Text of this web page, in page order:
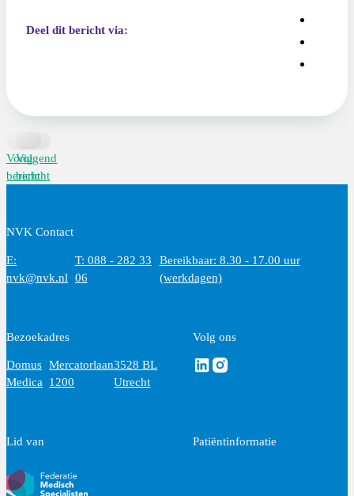
Deel dit bericht via:
Vorig
bericht
Volgend
bericht
NVK Contact
E:
nvk@nvk.nl
T: 088 - 282 33
06
Bereikbaar: 8.30 - 17.00 uur
(werkdagen)
Bezoekadres
Domus
Medica
Mercatorlaan
1200
3528 BL
Utrecht
Volg ons
Volg ons via Linkedin
Volg ons via Instagram
Lid van Patiëntinformatie